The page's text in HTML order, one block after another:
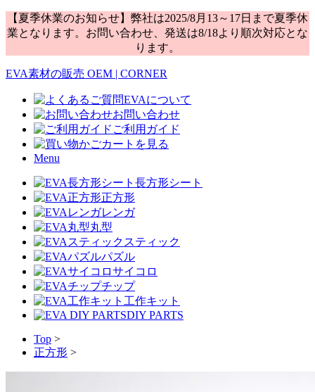
【夏季休業のお知らせ】弊社は2025/8月13～17日まで夏季休
業となります。お問い合わせ、発送は8/18より順次対応とな
ります。
EVA素材の販売 OEM | CORNER
EVAについて
お問い合わせ
ご利用ガイド
カートを見る
Menu
長方形シート
正方形
レンガ
丸型
スティック
パズル
サイコロ
チップ
工作キット
DIY PARTS
Top >
正方形 >